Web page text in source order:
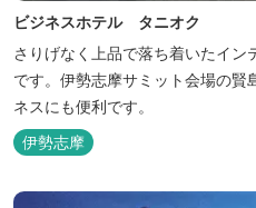
ビジネスホテル タニオク
さりげなく上品で落ち着いたイ
です。伊勢志摩サミット会場の
ネスにも便利です。
伊勢志摩